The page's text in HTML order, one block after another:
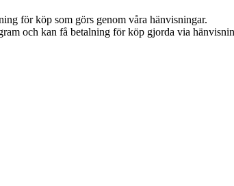
för köp som görs genom våra hänvisningar.
och kan få betalning för köp gjorda via